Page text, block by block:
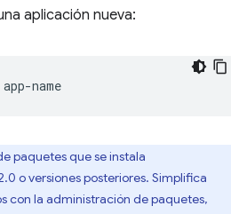
aplicación nueva:
paquetes que se instala
o versiones posteriores. Simplifica
con la administración de paquetes,